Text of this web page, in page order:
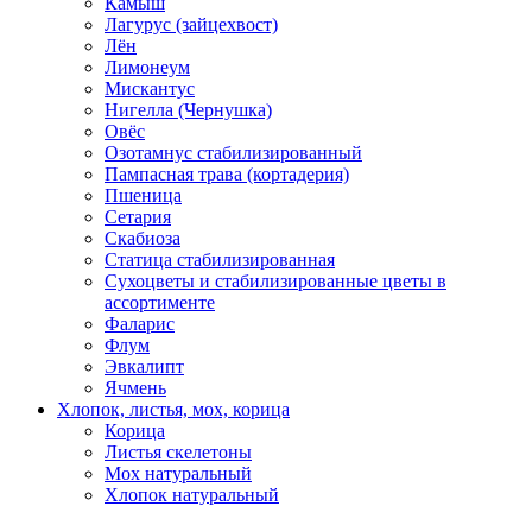
Лагурус (зайцехвост)
Лён
Лимонеум
Мискантус
Нигелла (Чернушка)
Овёс
Озотамнус стабилизированный
Пампасная трава (кортадерия)
Пшеница
Сетария
Скабиоза
Статица стабилизированная
Сухоцветы и стабилизированные цветы в
ассортименте
Фаларис
Флум
Эвкалипт
Ячмень
Хлопок, листья, мох, корица
Корица
Листья скелетоны
Мох натуральный
Хлопок натуральный